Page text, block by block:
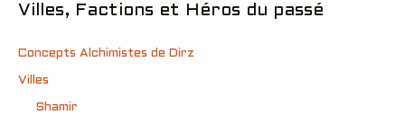
Villes, Factions et Héros du passé
Concepts Alchimistes de Dirz
Villes
Shamir